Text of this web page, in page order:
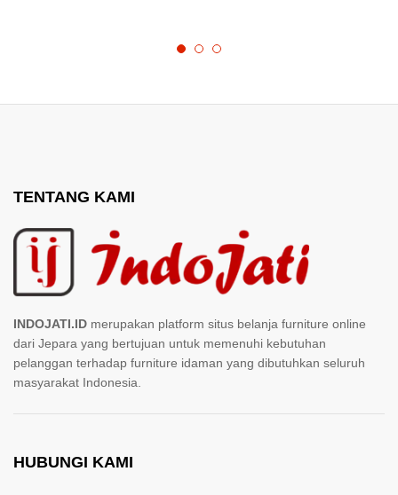
TENTANG KAMI
INDOJATI.ID merupakan platform situs belanja furniture online
dari Jepara yang bertujuan untuk memenuhi kebutuhan
pelanggan terhadap furniture idaman yang dibutuhkan seluruh
masyarakat Indonesia.
HUBUNGI KAMI